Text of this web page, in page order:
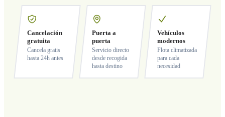
Cancelación
gratuita
Cancela gratis
hasta 24h antes
Puerta a
puerta
Servicio directo
desde recogida
hasta destino
Vehículos
modernos
Flota climatizada
para cada
necesidad